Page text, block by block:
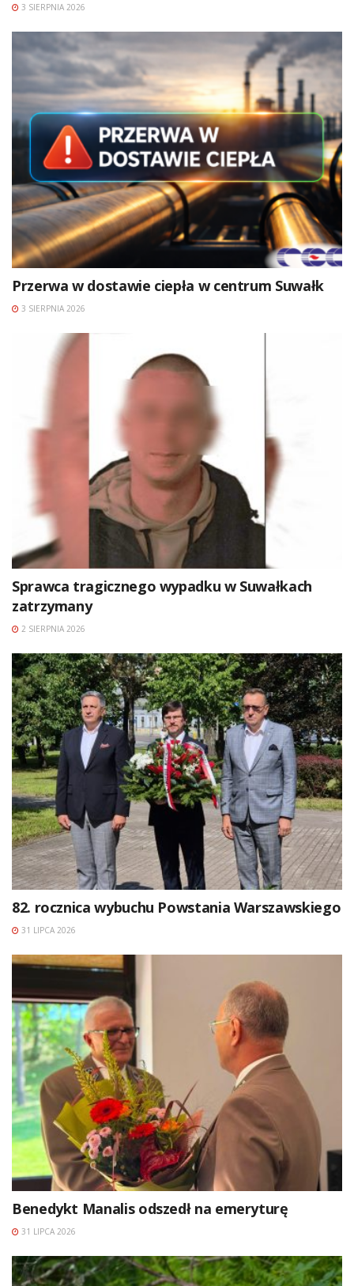
3 SIERPNIA 2026
Przerwa w dostawie ciepła w centrum Suwałk
3 SIERPNIA 2026
Sprawca tragicznego wypadku w Suwałkach
zatrzymany
2 SIERPNIA 2026
82. rocznica wybuchu Powstania Warszawskiego
31 LIPCA 2026
Benedykt Manalis odszedł na emeryturę
31 LIPCA 2026